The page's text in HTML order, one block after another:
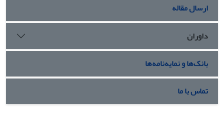
ارسال مقاله
داوران
بانک‌ها و نمایه‌نامه‌ها
تماس با ما